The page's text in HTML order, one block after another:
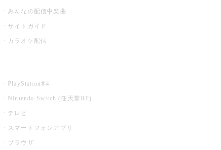
みんなの配信中楽曲
サイトガイド
カラオケ配信
PlayStation®4
Nintendo Switch (任天堂HP)
テレビ
スマートフォンアプリ
ブラウザ